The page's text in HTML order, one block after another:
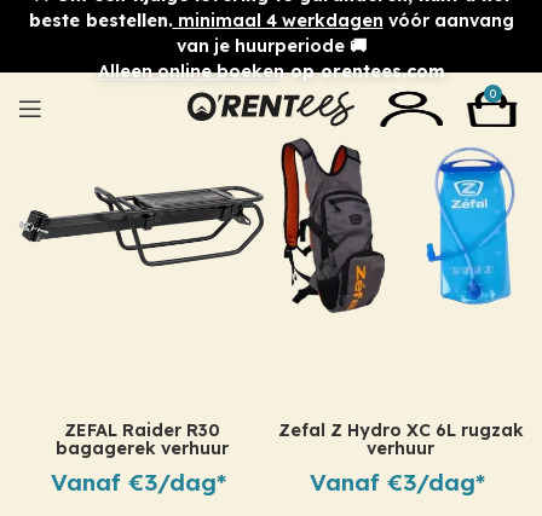
beste bestellen.minimaal 4 werkdagen vóór aanvang
van je huurperiode 🚚
Alleen online boekenop orentees.com
0
ZEFAL Raider R30
bagagerek verhuur
Vanaf €3/dag*
Zefal Z Hydro XC 6L rugzak
verhuur
Vanaf €3/dag*